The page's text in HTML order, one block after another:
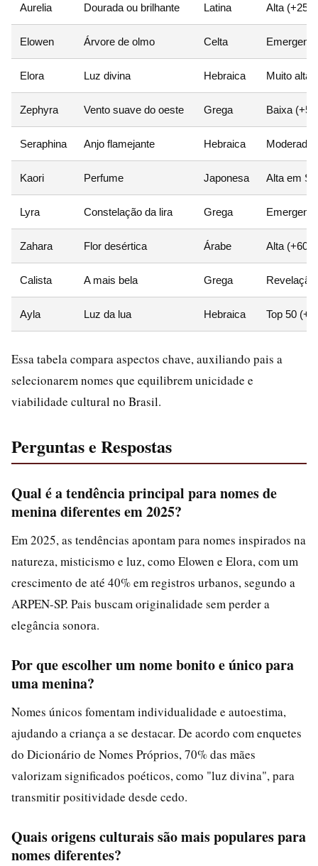
Aurelia Dourada ou brilhante Latina Alta
Elowen Árvore de olmo Celta
Elora Luz divina Hebraica Muito alta
Zephyra Vento suave do oeste Grega Baixa
Seraphina Anjo flamejante Hebraica Moderada
Kaori Perfume Japonesa Alta em
Lyra Constelação da lira Grega
Zahara Flor desértica Árabe Alta
Calista A mais bela Grega
Ayla Luz da lua Hebraica Top 50
Essa tabela compara aspectos chave, auxiliando pais a
selecionarem nomes que equilibrem unicidade e
viabilidade cultural no Brasil.
Perguntas e Respostas
Qual é a tendência principal para nomes de
menina diferentes em 2025?
Em 2025, as tendências apontam para nomes inspirados na
natureza, misticismo e luz, como Elowen e Elora, com um
crescimento de até 40% em registros urbanos, segundo a
ARPEN-SP. Pais buscam originalidade sem perder a
elegância sonora.
Por que escolher um nome bonito e único para
uma menina?
Nomes únicos fomentam individualidade e autoestima,
ajudando a criança a se destacar. De acordo com enquetes
do Dicionário de Nomes Próprios, 70% das mães
valorizam significados poéticos, como "luz divina", para
transmitir positividade desde cedo.
Quais origens culturais são mais populares para
nomes diferentes?